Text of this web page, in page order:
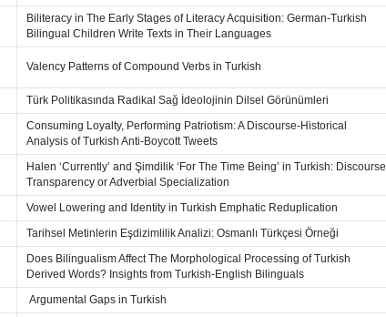
Biliteracy in The Early Stages of Literacy Acquisition: German-Turkish
Bilingual Children Write Texts in Their Languages
Valency Patterns of Compound Verbs in Turkish
Türk Politikasında Radikal Sağ İdeolojinin Dilsel Görünümleri
Consuming Loyalty, Performing Patriotism: A Discourse-Historical
Analysis of Turkish Anti-Boycott Tweets
Halen ‘Currently’ and Şimdilik ‘For The Time Being’ in Turkish: Discourse
Transparency or Adverbial Specialization
Vowel Lowering and Identity in Turkish Emphatic Reduplication
Tarihsel Metinlerin Eşdizimlilik Analizi: Osmanlı Türkçesi Örneği
Does Bilingualism Affect The Morphological Processing of Turkish
Derived Words? Insights from Turkish-English Bilinguals
Argumental Gaps in Turkish